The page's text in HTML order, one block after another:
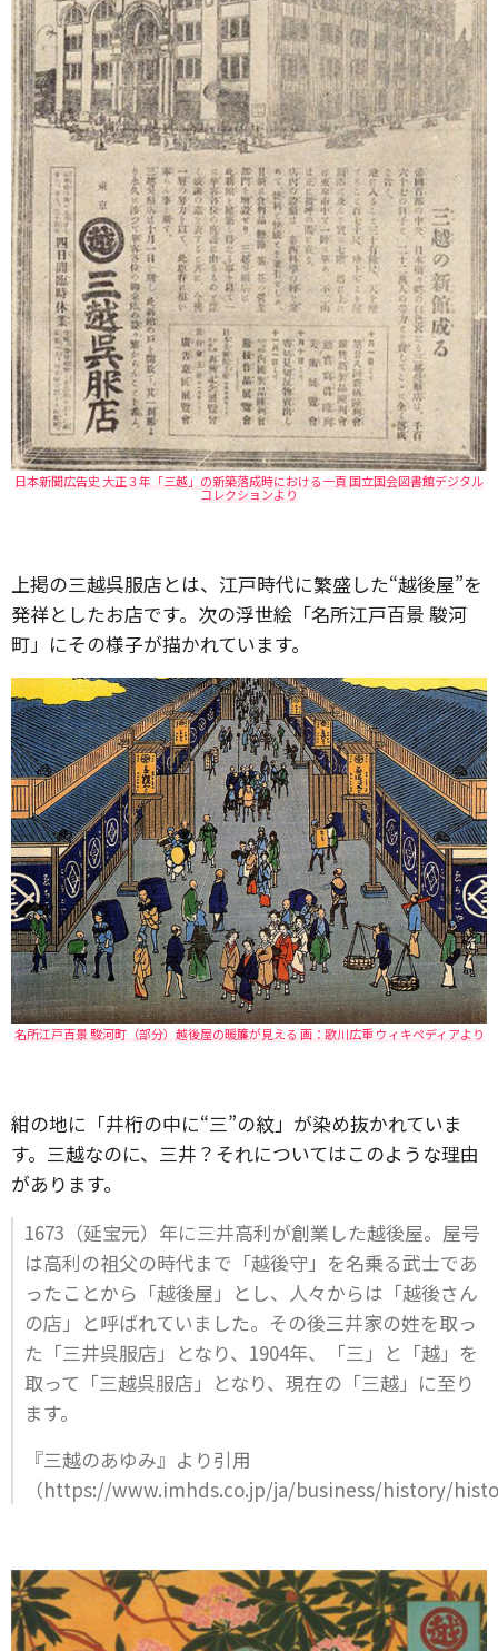
日本新聞広告史 大正３年「三越」の新築落成時における一頁 国立国会図書館デジタル
コレクションより
上掲の三越呉服店とは、江戸時代に繁盛した“越後屋”を
発祥としたお店です。次の浮世絵「名所江戸百景 駿河
町」にその様子が描かれています。
名所江戸百景 駿河町（部分）越後屋の暖簾が見える 画：歌川広重 ウィキペディアより
紺の地に「井桁の中に“三”の紋」が染め抜かれていま
す。三越なのに、三井？それについてはこのような理由
があります。
1673（延宝元）年に三井高利が創業した越後屋。屋号
は高利の祖父の時代まで「越後守」を名乗る武士であ
ったことから「越後屋」とし、人々からは「越後さん
の店」と呼ばれていました。その後三井家の姓を取っ
た「三井呉服店」となり、1904年、「三」と「越」を
取って「三越呉服店」となり、現在の「三越」に至り
ます。
『三越のあゆみ』より引用
（https://www.imhds.co.jp/ja/business/history/